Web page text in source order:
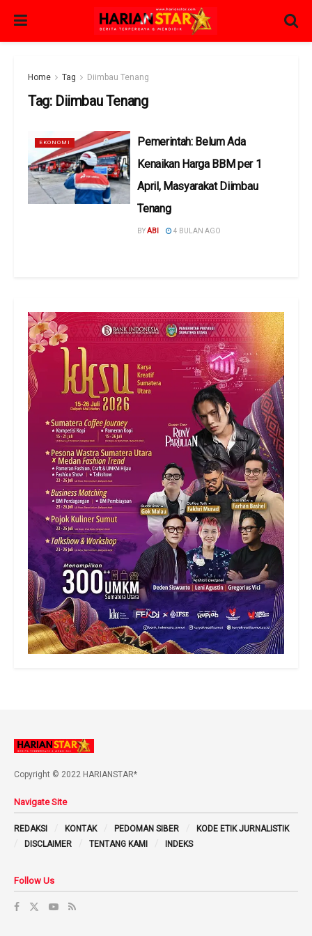
Home Tag Diimbau Tenang
Tag: Diimbau Tenang
EKONOMI
Pemerintah: Belum Ada
Kenaikan Harga BBM per 1
April, Masyarakat Diimbau
Tenang
BYABI 4 BULAN AGO
Copyright © 2022 HARIANSTAR*
Navigate Site
REDAKSI KONTAK PEDOMAN SIBER
KODE ETIK JURNALISTIK
DISCLAIMER
TENTANG KAMI INDEKS
Follow Us